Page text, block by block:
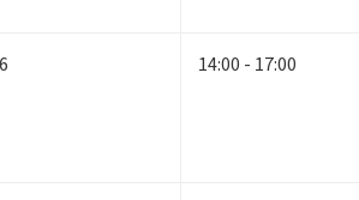
14:00 - 17:00